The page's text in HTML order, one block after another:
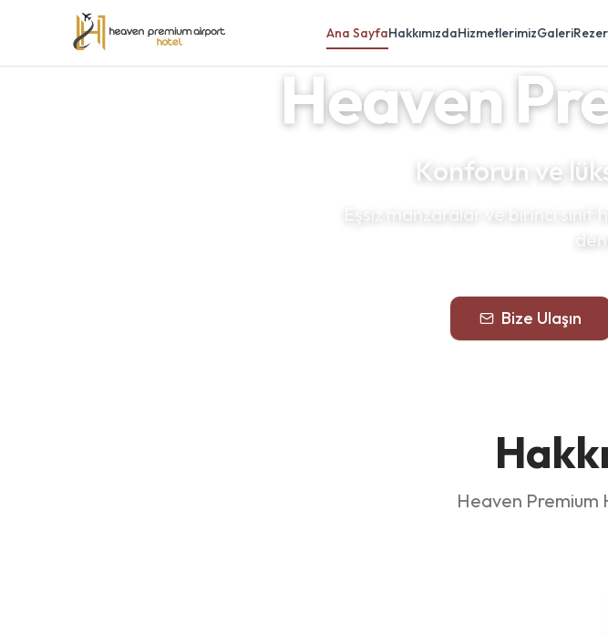
Ana SayfaHakkımızdaHizmetlerimizGaleri
Heaven
Konforun ve
Eşsiz manzaralar ve birinci
Bize Ulaşın
Heaven Premium